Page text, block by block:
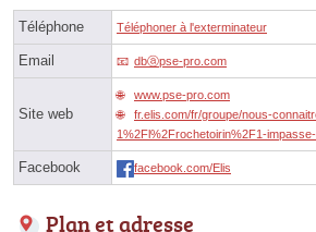
Téléphone Téléphoner à l'exterminateur
Email dbⓐpse-pro.com
Site web
www.pse-pro.com
fr.elis.com/fr/groupe/nous-
1%2Fl%2Frochetoirin%2F1-
Facebook facebook.com/Elis
Plan et adresse